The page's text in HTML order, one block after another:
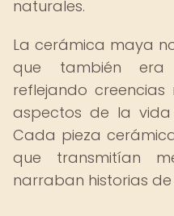
naturales.
La cerámica maya
que también era
reflejando creencias
aspectos de la
Cada pieza
que transmitían
narraban historias